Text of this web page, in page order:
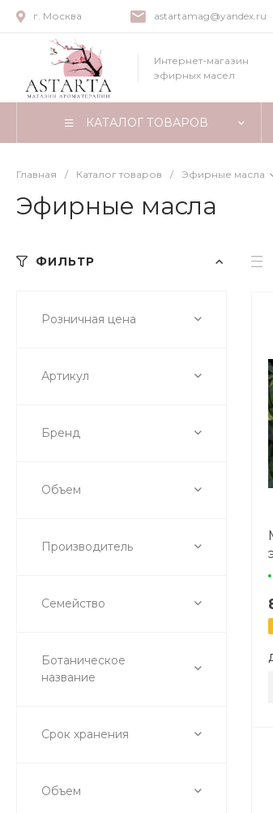
г. Москва astartamag@yandex.ru
Интернет-магазин
эфирных масел
КАТАЛОГ ТОВАРОВ
Главная / Каталог товаров / Эфирные масла
Эфирные масла
ФИЛЬТР
Розничная цена
Артикул
Бренд
Объем
Производитель
Семейство
Ботаническое
название
Срок хранения
Объем